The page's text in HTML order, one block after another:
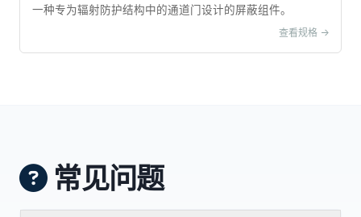
一种专为辐射防护结构中的通道门设计的屏蔽组件。
查看规格 ->
常见问题